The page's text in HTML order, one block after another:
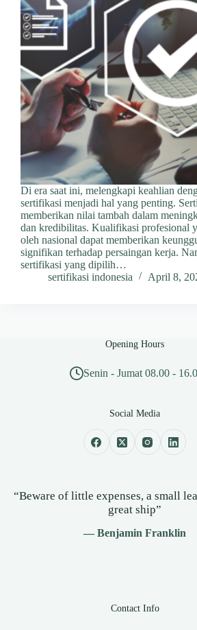
Di era saat ini, melengkapi keahlian
sertifikasi menjadi hal yang penting.
memberikan nilai tambah dalam
dan kredibilitas. Kualifikasi profesional
oleh nasional dapat memberikan
signifikan terhadap persaingan kerja.
sertifikasi yang dipilih…
sertifikasi indonesia
April 8,
Opening Hours
Senin - Jumat 08.00 -
Social Media
“Beware of little expenses, a small
great ship”
— Benjamin Franklin
Contact Info